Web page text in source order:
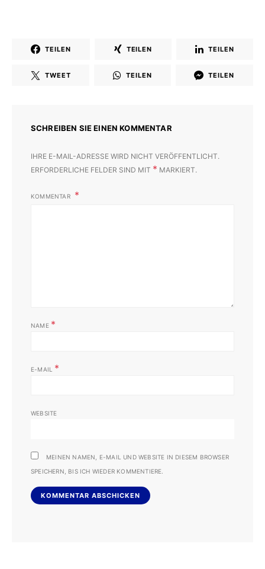
TEILEN TEILEN TEILEN
TWEET TEILEN TEILEN
SCHREIBEN SIE EINEN KOMMENTAR
IHRE E-MAIL-ADRESSE WIRD NICHT VERÖFFENTLICHT.
ERFORDERLICHE FELDER SIND MIT * MARKIERT.
KOMMENTAR
NAME *
E-MAIL *
WEBSITE
MEINEN NAMEN, E-MAIL UND WEBSITE IN DIESEM BROWSER
SPEICHERN, BIS ICH WIEDER KOMMENTIERE.